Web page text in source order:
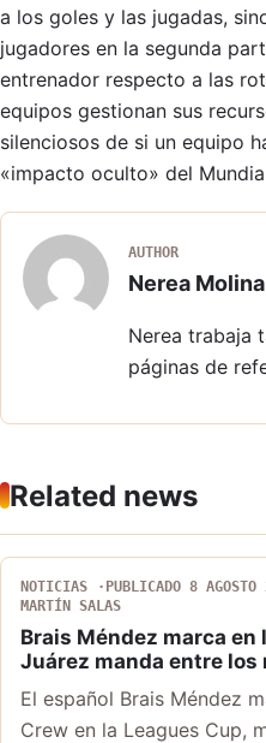
a los goles y las jugadas,
jugadores en la segunda
entrenador respecto a las
equipos gestionan sus
silenciosos de si un equipo
«impacto oculto» del
AUTHOR
Nerea Molina
Nerea trabaja
páginas de
Related news
NOTICIAS PUBLICADO 8
MARTÍN SALAS
Brais Méndez marca en
Juárez manda entre los
El español Brais Méndez
Crew en la Leagues Cup,